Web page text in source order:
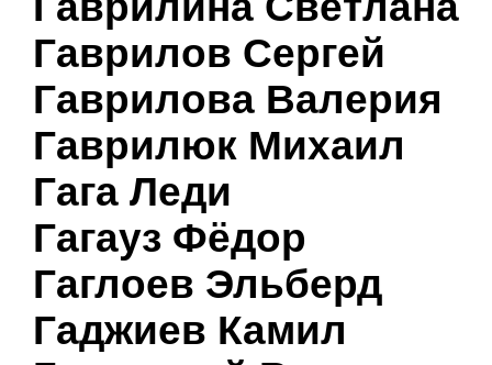
Гаврилов Сергей
Гаврилова Валерия
Гаврилюк Михаил
Гага Леди
Гагауз Фёдор
Гаглоев Эльберд
Гаджиев Камил